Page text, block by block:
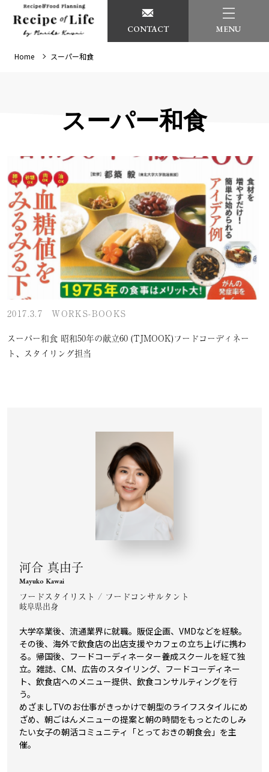
CONTACT MENU
Home スーパー和食
スーパー和食
2017.3.7 WORKS-BOOKS
スーパー和食 昭和50年の献立60 (TJMOOK)フードコーディネー
ト、スタイリング担当
河合 真由子
Mayuko Kawai
フードスタイリスト / フードコンサルタント
岐阜県出身
大学卒業後、流通業界に就職。販促企画、VMDなどを経験。
その後、海外で飲食店の出店支援やカフェの立ち上げに携わ
る。帰国後、フードコーディネーター養成スクールを経て独
立。雑誌、CM、広告のスタイリング、フードコーディネー
ト、飲食店へのメニュー提供、飲食コンサルティングを行
う。
めざましTVのお仕事がきっかけで朝型のライフスタイルにめ
ざめ、朝ごはんメニューの提案と朝の時間をもっとたのしみ
たい女子の朝活コミュニティ「とっておきの朝食会」を主
催。